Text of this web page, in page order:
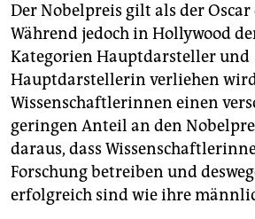
abo
genossenschaft
epaper login
Der Nobelpreis gilt als der Oscar
Während jedoch in Hollywood
Kategorien Hauptdarsteller und
Hauptdarstellerin verliehen
Wissenschaftlerinnen einen
geringen Anteil an den
daraus, dass
Forschung betreiben und
erfolgreich sind wie ihre